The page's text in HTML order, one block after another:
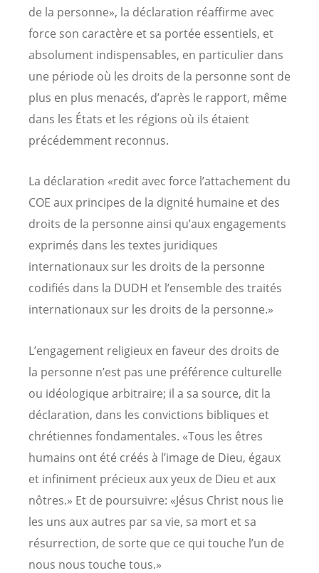
de la personne», la déclaration réaffirme avec
force son caractère et sa portée essentiels, et
absolument indispensables, en particulier dans
une période où les droits de la personne sont de
plus en plus menacés, d’après le rapport, même
dans les États et les régions où ils étaient
précédemment reconnus.
La déclaration «redit avec force l’attachement du
COE aux principes de la dignité humaine et des
droits de la personne ainsi qu’aux engagements
exprimés dans les textes juridiques
internationaux sur les droits de la personne
codifiés dans la DUDH et l’ensemble des traités
internationaux sur les droits de la personne.»
L’engagement religieux en faveur des droits de
la personne n’est pas une préférence culturelle
ou idéologique arbitraire; il a sa source, dit la
déclaration, dans les convictions bibliques et
chrétiennes fondamentales. «Tous les êtres
humains ont été créés à l’image de Dieu, égaux
et infiniment précieux aux yeux de Dieu et aux
nôtres.» Et de poursuivre: «Jésus Christ nous lie
les uns aux autres par sa vie, sa mort et sa
résurrection, de sorte que ce qui touche l’un de
nous nous touche tous.»